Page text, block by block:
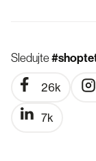
Sledujte
26k
7k